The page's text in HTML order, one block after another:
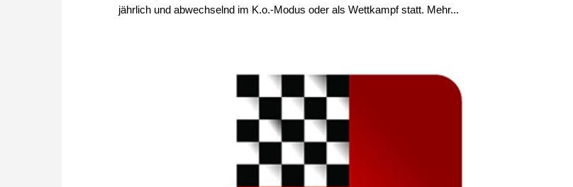
jährlich und abwechselnd im K.o.-Modus oder als Wettkampf statt. Mehr...